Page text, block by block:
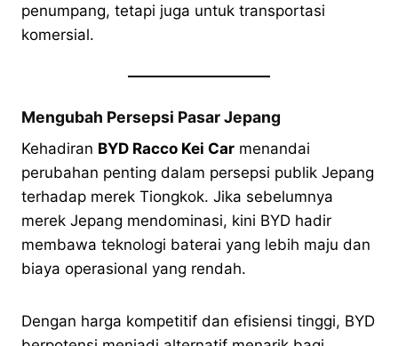
penumpang, tetapi juga untuk transportasi
komersial.
Mengubah Persepsi Pasar Jepang
Kehadiran BYD Racco Kei Car menandai
perubahan penting dalam persepsi publik Jepang
terhadap merek Tiongkok. Jika sebelumnya
merek Jepang mendominasi, kini BYD hadir
membawa teknologi baterai yang lebih maju dan
biaya operasional yang rendah.
Dengan harga kompetitif dan efisiensi tinggi, BYD